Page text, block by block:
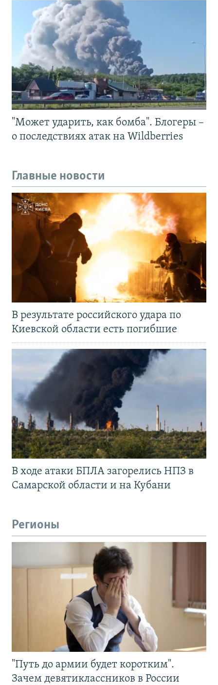
"Может ударить, как бомба". Блогеры –
о последствиях атак на Wildberries
Главные новости
В результате российского удара по
Киевской области есть погибшие
В ходе атаки БПЛА загорелись НПЗ в
Самарской области и на Кубани
Регионы
"Путь до армии будет коротким".
Зачем девятиклассников в России